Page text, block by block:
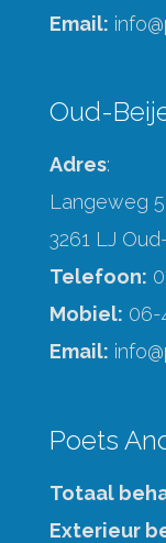
Email:
Oud-
Adres:
Langeweg
3261 LJ
Telefoon:
Mobiel: 06-
Email:
Poets
Totaal
Exterieur